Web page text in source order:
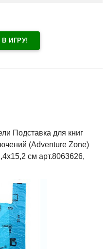
ИГРУ!
Подставка для книг
(Adventure Zone)
см арт.8063626,